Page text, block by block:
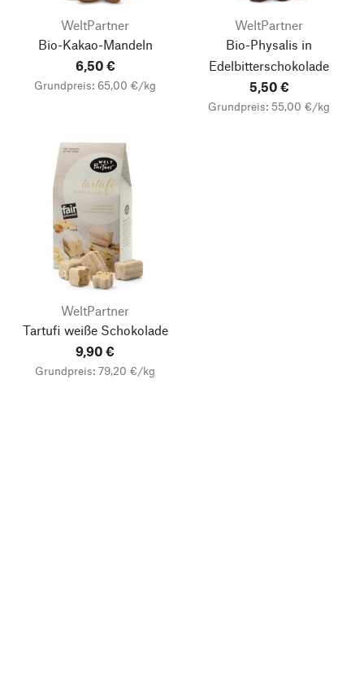
WeltPartner
Bio-Kakao-Mandeln
6,50 €
Grundpreis: 65,00 €/kg
WeltPartner
Bio-Physalis in
Edelbitterschokolade
5,50 €
Grundpreis: 55,00 €/kg
WeltPartner
Tartufi weiße Schokolade
9,90 €
Grundpreis: 79,20 €/kg